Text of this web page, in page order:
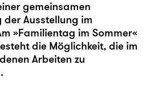
gemeinsamen
der Ausstellung im
»Familientag im Sommer«
die Möglichkeit, die im
Arbeiten zu